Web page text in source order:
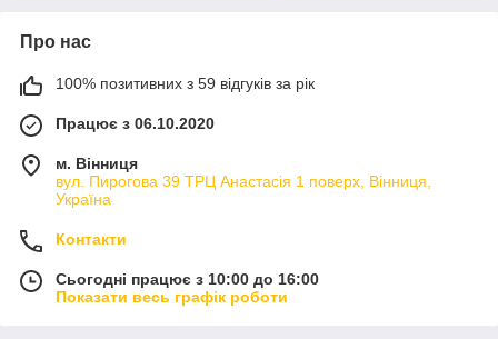
Про нас
100% позитивних з 59 відгуків за рік
Працює з 06.10.2020
м. Вінниця
вул. Пирогова 39 ТРЦ Анастасія 1 поверх, Вінниця,
Україна
Контакти
Сьогодні працює з 10:00 до 16:00
Показати весь графік роботи